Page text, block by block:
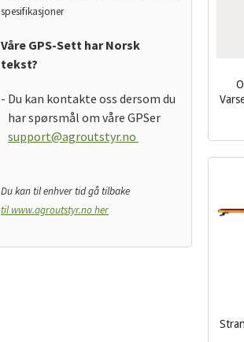
spesifikasjoner
Våre GPS-Sett har Norsk
tekst?
- Du kan kontakte oss dersom du
har spørsmål om våre GPSer
support@agroutstyr.no
Du kan til enhver tid gå tilbake
til www.agroutstyr.no her